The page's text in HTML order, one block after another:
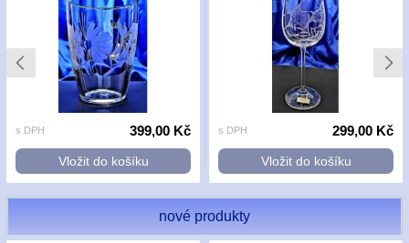
s DPH 399,00 Kč
Vložit do košíku
s DPH 299,00 Kč
Vložit do košíku
nové produkty